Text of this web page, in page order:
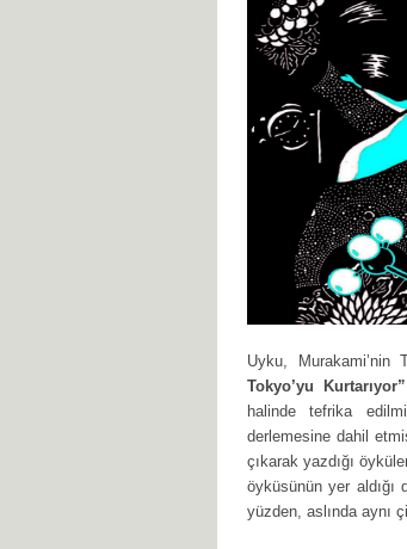
Uyku,
Tokyo’yu Kurtarıyor”
halinde tefrika
derlemesine dahil
çıkarak yazdığı
öyküsünün yer aldığı
yüzden, aslında aynı